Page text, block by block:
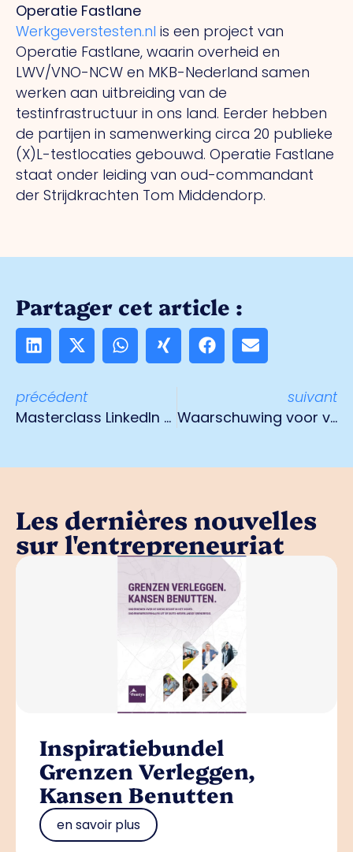
Operatie Fastlane
Werkgeverstesten.nl is een project van
Operatie Fastlane, waarin overheid en
LWV/VNO-NCW en MKB-Nederland samen
werken aan uitbreiding van de
testinfrastructuur in ons land. Eerder hebben
de partijen in samenwerking circa 20 publieke
(X)L-testlocaties gebouwd. Operatie Fastlane
staat onder leiding van oud-commandant
der Strijdkrachten Tom Middendorp.
Partager cet article :
précédent
Masterclass LinkedIn op 8 maart
suivant
Waarschuwing voor valse berichten steun- en herstelpakket
Les dernières nouvelles
sur l'entrepreneuriat
Inspiratiebundel
Grenzen Verleggen,
Kansen Benutten
en savoir plus